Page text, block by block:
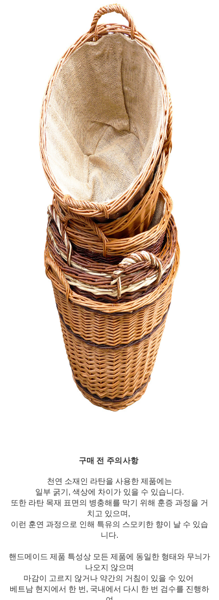
구매 전 주의사항
천연 소재인 라탄을 사용한 제품에는
일부 굵기, 색상에 차이가 있을 수 있습니다.
또한 라탄 목재 표면의 병충해를 막기 위해 훈증 과정을 거
치고 있으며,
이런 훈연 과정으로 인해 특유의 스모키한 향이 날 수 있습
니다.
핸드메이드 제품 특성상 모든 제품에 동일한 형태와 무늬가
나오지 않으며
마감이 고르지 않거나 약간의 거침이 있을 수 있어
베트남 현지에서 한 번, 국내에서 다시 한 번 검수를 진행하